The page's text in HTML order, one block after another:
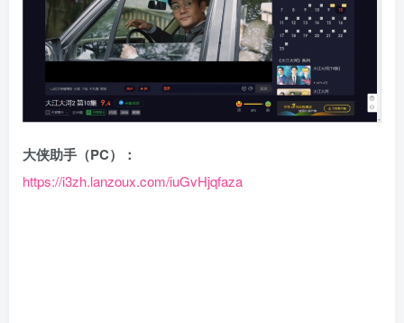
大侠助手（PC）：
https://i3zh.lanzoux.com/iuGvHjqfaza